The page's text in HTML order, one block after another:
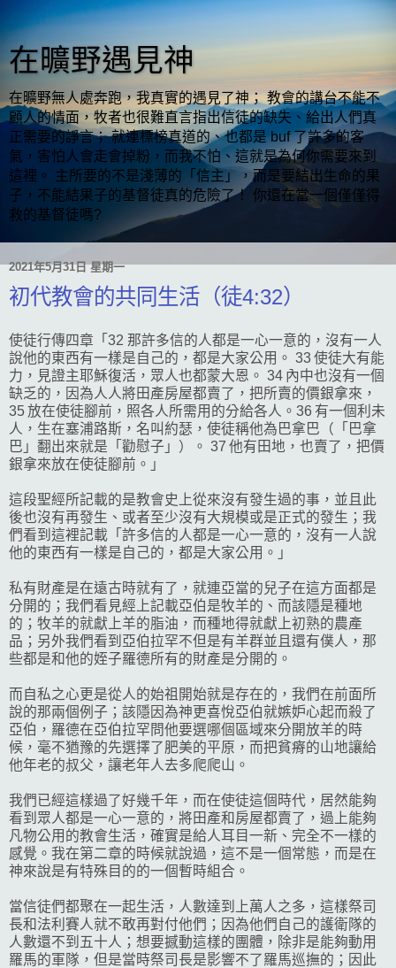
在曠野遇見神
在曠野無人處奔跑，我真實的遇見了神； 教會的講台不能不
顧人的情面，牧者也很難直言指出信徒的缺失、給出人們真
正需要的諍言； 就連標榜真道的、也都是 buf 了許多的客
氣，害怕人會走會掉粉，而我不怕、這就是為何你需要來到
這裡。 主所要的不是淺薄的「信主」，而是要結出生命的果
子，不能結果子的基督徒真的危險了！ 你還在當一個僅僅得
救的基督徒嗎?
2021年5月31日 星期一
初代教會的共同生活（徒4:32）
使徒行傳四章「32 那許多信的人都是一心一意的，沒有一人
說他的東西有一樣是自己的，都是大家公用。 33 使徒大有能
力，見證主耶穌復活，眾人也都蒙大恩。 34 內中也沒有一個
缺乏的，因為人人將田產房屋都賣了，把所賣的價銀拿來，
35 放在使徒腳前，照各人所需用的分給各人。36 有一個利未
人，生在塞浦路斯，名叫約瑟，使徒稱他為巴拿巴（「巴拿
巴」翻出來就是「勸慰子」）。 37 他有田地，也賣了，把價
銀拿來放在使徒腳前。」
這段聖經所記載的是教會史上從來沒有發生過的事，並且此
後也沒有再發生、或者至少沒有大規模或是正式的發生；我
們看到這裡記載「許多信的人都是一心一意的，沒有一人說
他的東西有一樣是自己的，都是大家公用。」
私有財產是在遠古時就有了，就連亞當的兒子在這方面都是
分開的；我們看見經上記載亞伯是牧羊的、而該隱是種地
的；牧羊的就獻上羊的脂油，而種地得就獻上初熟的農產
品；另外我們看到亞伯拉罕不但是有羊群並且還有僕人，那
些都是和他的姪子羅德所有的財產是分開的。
而自私之心更是從人的始祖開始就是存在的，我們在前面所
說的那兩個例子；該隱因為神更喜悅亞伯就嫉妒心起而殺了
亞伯，羅德在亞伯拉罕問他要選哪個區域來分開放羊的時
候，毫不猶豫的先選擇了肥美的平原，而把貧瘠的山地讓給
他年老的叔父，讓老年人去多爬爬山。
我們已經這樣過了好幾千年，而在使徒這個時代，居然能夠
看到眾人都是一心一意的，將田產和房屋都賣了，過上能夠
凡物公用的教會生活，確實是給人耳目一新、完全不一樣的
感覺。我在第二章的時候就說過，這不是一個常態，而是在
神來說是有特殊目的的一個暫時組合。
當信徒們都聚在一起生活，人數達到上萬人之多，這樣祭司
長和法利賽人就不敢再對付他們；因為他們自己的護衛隊的
人數還不到五十人；想要撼動這樣的團體，除非是能夠動用
羅馬的軍隊，但是當時祭司長是影響不了羅馬巡撫的；因此